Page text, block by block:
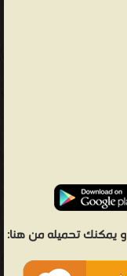
و يمكنك تحميله من هنا: